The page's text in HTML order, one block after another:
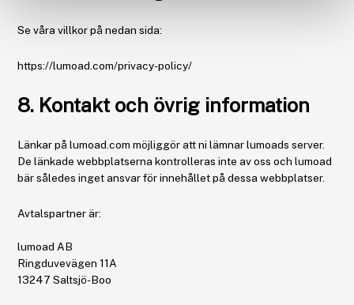
Se våra villkor på nedan sida:
https://lumoad.com/privacy-policy/
8. Kontakt och övrig information
Länkar på lumoad.com möjliggör att ni lämnar lumoads server.
De länkade webbplatserna kontrolleras inte av oss och lumoad
bär således inget ansvar för innehållet på dessa webbplatser.
Avtalspartner är:
lumoad AB
Ringduvevägen 11A
13247 Saltsjö-Boo